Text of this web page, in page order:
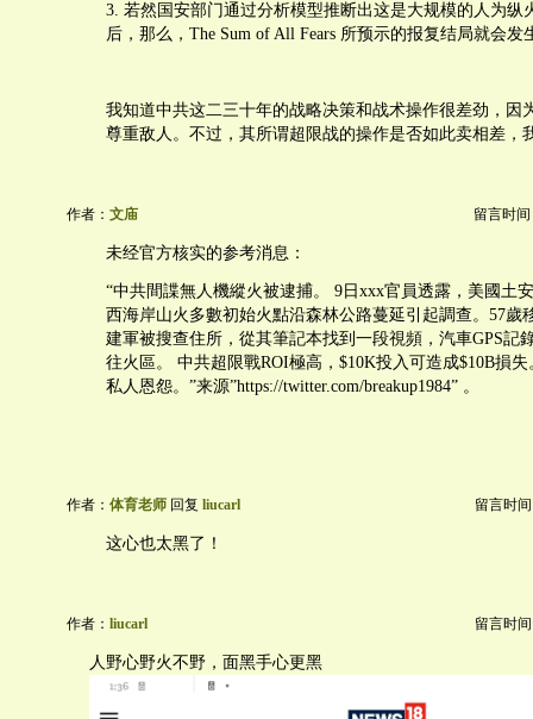
3. 若然国安部门通过分析模型推断出这是大规模的人为纵
后，那么，The Sum of All Fears 所预示的报复结局就会发
我知道中共这二三十年的战略决策和战术操作很差劲，因
尊重敌人。不过，其所谓超限战的操作是否如此卖相差，
作者： 文庙 留言时间
未经官方核实的参考消息：
“中共間諜無人機縱火被逮捕。 9日xxx官員透露，美國土
西海岸山火多數初始火點沿森林公路蔓延引起調查。57歲
建軍被搜查住所，從其筆記本找到一段視頻，汽車GPS記
往火區。 中共超限戰ROI極高，$10K投入可造成$10B損
私人恩怨。”来源”https://twitter.com/breakup1984” 。
作者： 体育老师 回复 liucarl 留言时间
这心也太黑了！
作者： liucarl 留言时间
人野心野火不野，面黑手心更黑